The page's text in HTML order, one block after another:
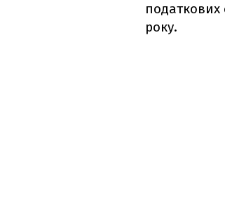
податкових
року.